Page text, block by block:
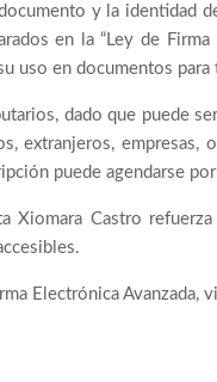
y la identidad
en la “Ley de
uso en documentos
dado que puede
extranjeros,
puede agendarse
Xiomara Castro
Electrónica Avanzada,